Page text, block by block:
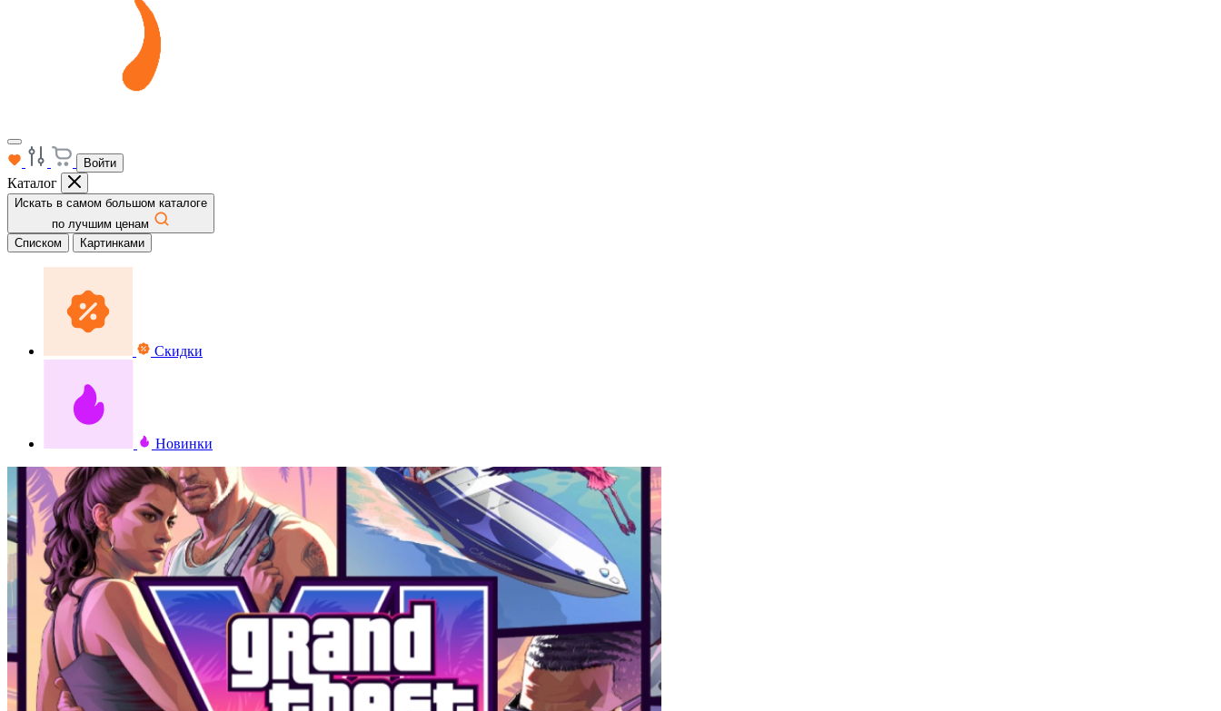
Войти
Каталог
Искать в самом большом каталоге
по лучшим ценам
Списком
Картинками
Скидки
Новинки